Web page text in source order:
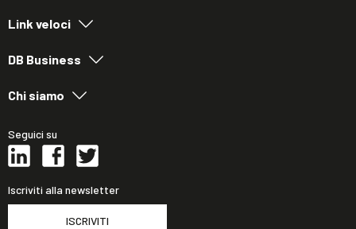
Link veloci
DB Business
Chi siamo
Seguici su
Iscriviti alla newsletter
ISCRIVITI